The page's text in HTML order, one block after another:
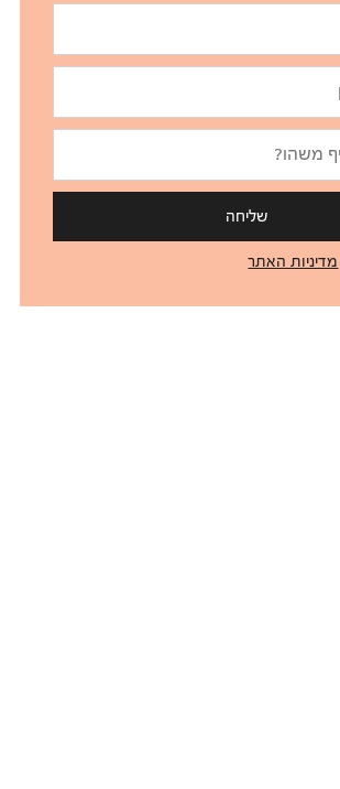
שליחה
מדיניות האתר